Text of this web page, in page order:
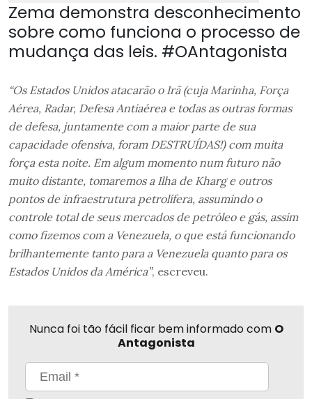
Zema demonstra desconhecimento
sobre como funciona o processo de
mudança das leis. #OAntagonista
“Os Estados Unidos atacarão o Irã (cuja Marinha, Força
Aérea, Radar, Defesa Antiaérea e todas as outras formas
de defesa, juntamente com a maior parte de sua
capacidade ofensiva, foram DESTRUÍDAS!) com muita
força esta noite. Em algum momento num futuro não
muito distante, tomaremos a Ilha de Kharg e outros
pontos de infraestrutura petrolífera, assumindo o
controle total de seus mercados de petróleo e gás, assim
como fizemos com a Venezuela, o que está funcionando
brilhantemente tanto para a Venezuela quanto para os
Estados Unidos da América”, escreveu.
Nunca foi tão fácil ficar bem informado com O
Antagonista